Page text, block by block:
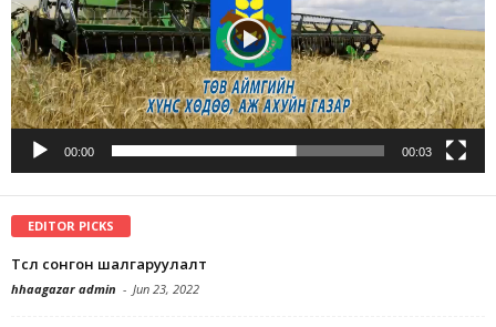
00:00 00:03
EDITOR PICKS
Төсөл сонгон шалгаруулалт
hhaagazar admin - Jun 23, 2022